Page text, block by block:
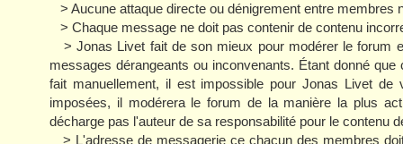
> Aucune attaque directe ou dénigrement entre membres
> Chaque message ne doit pas contenir de contenu
> Jonas Livet fait de son mieux pour modérer le forum
messages dérangeants ou inconvenants. Étant donné
fait manuellement, il est impossible pour Jonas Livet
imposées, il modérera le forum de la manière la plus
décharge pas l'auteur de sa responsabilité pour le contenu
> L'adresse de messagerie ce chacun des membres